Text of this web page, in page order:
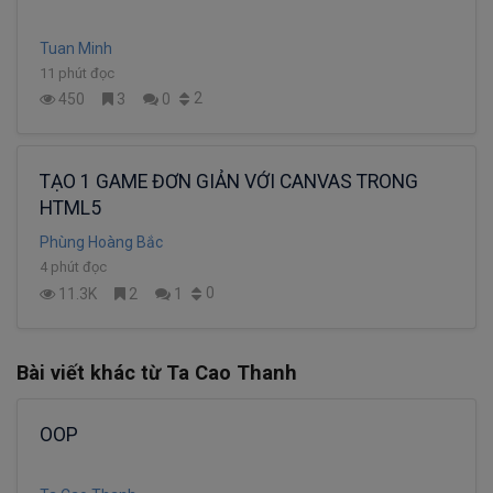
Tuan Minh
11 phút đọc
450 3 0 2
TẠO 1 GAME ĐƠN GIẢN VỚI CANVAS TRONG
HTML5
Phùng Hoàng Bắc
4 phút đọc
11.3K 2 1 0
Bài viết khác từ Ta Cao Thanh
OOP